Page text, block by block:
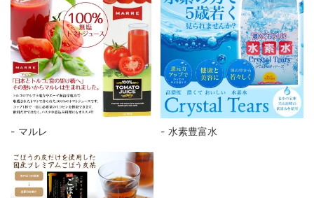
マルレ 水素豊富水